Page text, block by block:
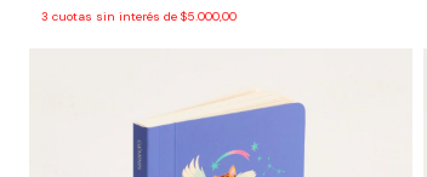
3 cuotas sin interés de $5.000,00